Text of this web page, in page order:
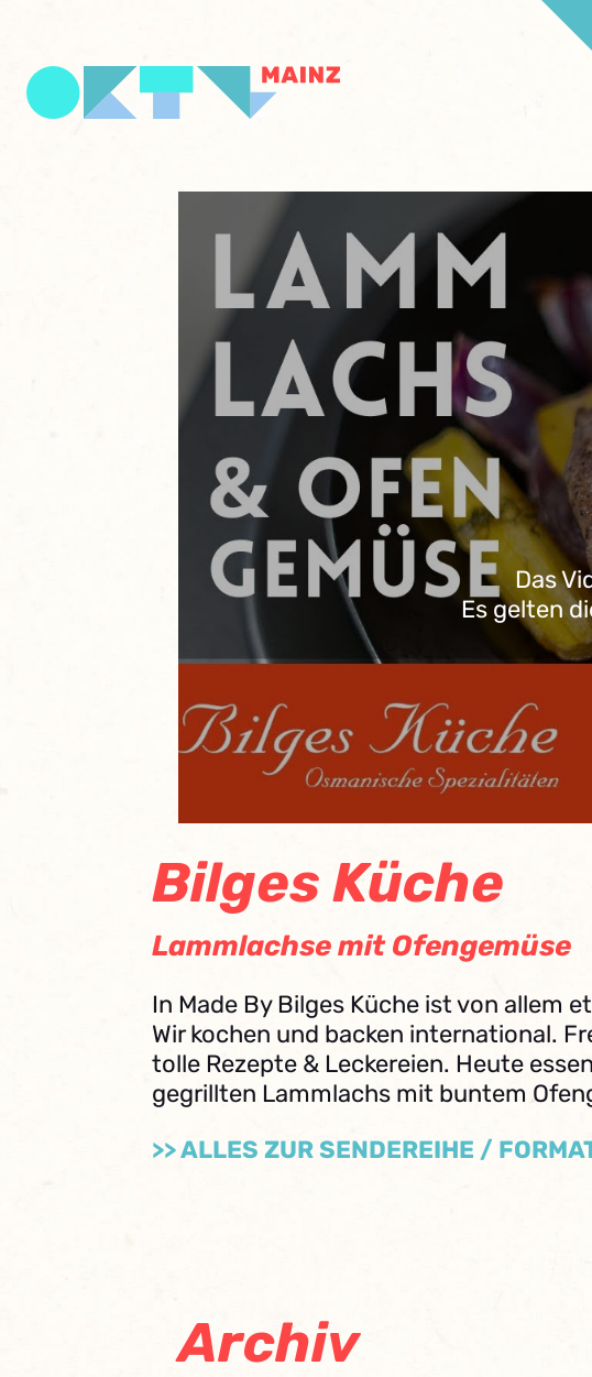
Das
Es gelten
Bilges Küche
Lammlachse mit Ofengemüse
In Made By Bilges Küche ist von allem
Wir kochen und backen international.
tolle Rezepte & Leckereien. Heute
gegrillten Lammlachs mit buntem
>> ALLES ZUR SENDEREIHE /
Archiv